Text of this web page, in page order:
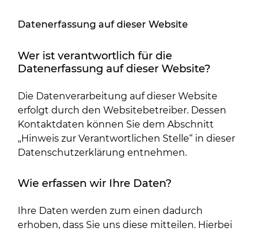
Datenerfassung auf dieser Website
Wer ist verantwortlich für die
Datenerfassung auf dieser Website?
Die Datenverarbeitung auf dieser Website
erfolgt durch den Websitebetreiber. Dessen
Kontaktdaten können Sie dem Abschnitt
„Hinweis zur Verantwortlichen Stelle“ in dieser
Datenschutzerklärung entnehmen.
Wie erfassen wir Ihre Daten?
Ihre Daten werden zum einen dadurch
erhoben, dass Sie uns diese mitteilen. Hierbei